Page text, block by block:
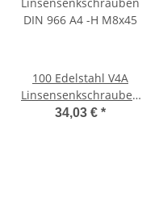
100 Edelstahl V4A
Linsensenkschrauben
DIN 966 A4 -H M8x45
34,03 € *